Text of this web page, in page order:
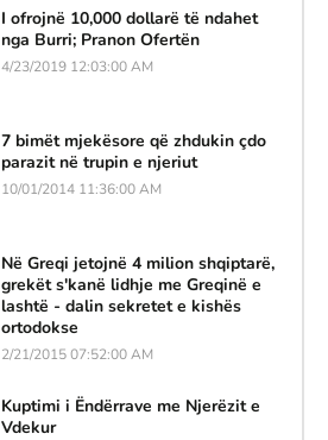
I ofrojnë 10,000 dollarë të ndahet
nga Burri; Pranon Ofertën
4/23/2019 12:03:00 AM
7 bimët mjekësore që zhdukin çdo
parazit në trupin e njeriut
10/01/2014 11:36:00 AM
Në Greqi jetojnë 4 milion shqiptarë,
grekët s'kanë lidhje me Greqinë e
lashtë - dalin sekretet e kishës
ortodokse
2/21/2015 07:52:00 AM
Kuptimi i Ëndërrave me Njerëzit e
Vdekur